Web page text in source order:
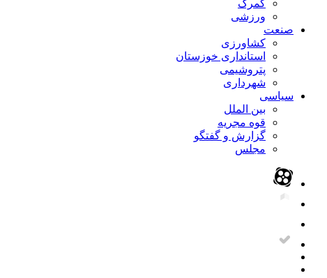
گمرک
ورزشی
صنعت
کشاورزی
استانداری خوزستان
پتروشیمی
شهرداری
سیاسی
بین الملل
قوه مجریه
گزارش و گفتگو
مجلس